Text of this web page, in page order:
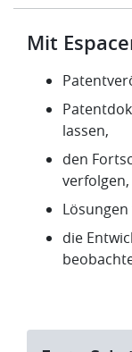
Mit
lassen,
den
verfolgen,
die